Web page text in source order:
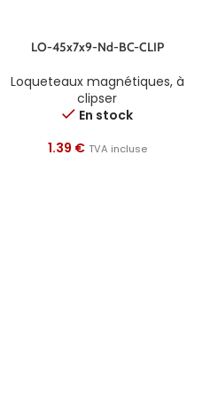
LO-45x7x9-Nd-BC-CLIP
Loqueteaux magnétiques, à
clipser
En stock
1.39 € TVA incluse